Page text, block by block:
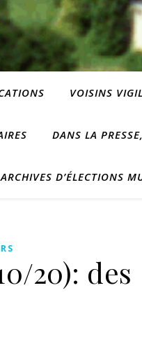
VOISINS
DANS LA
ARCHIVES D’ÉLECTIONS
20): des